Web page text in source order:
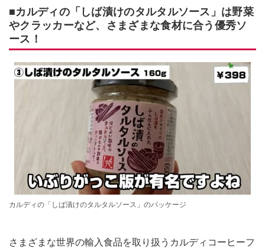
■カルディの「しば漬けのタルタルソース」は野菜
やクラッカーなど、さまざまな食材に合う優秀ソ
ース！
カルディの「しば漬けのタルタルソース」のパッケージ
さまざまな世界の輸入食品を取り扱うカルディコーヒーフ